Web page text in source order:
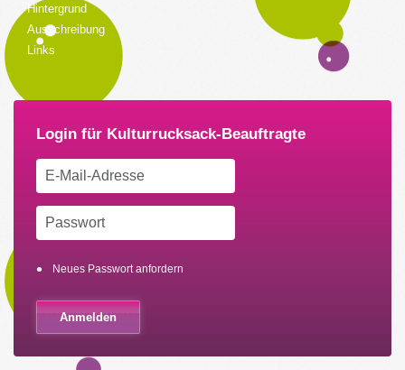
Hintergrund
Ausschreibung
Links
Neues Passwort anfordern